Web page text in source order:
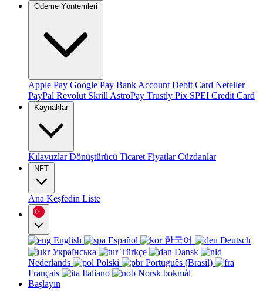
Ödeme Yöntemleri
Apple Pay Google Pay Bank Account Debit Card Neteller
PayPal Revolut Skrill AstroPay Trustly Pix SPEI Credit Card
Kaynaklar
KılavuzlarDönüştürücü Ticaret FiyatlarCüzdanlar
NFT
Ana Keşfedin Liste
English Español 한국어
Deutsch
Українська
Türkçe
Dansk
Nederlands
Polski
Português (Brasil)
Français
Italiano
Norsk bokmål
Başlayın